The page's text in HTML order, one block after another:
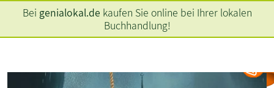
Bei genialokal.de kaufen Sie online bei Ihrer lokalen
Buchhandlung!